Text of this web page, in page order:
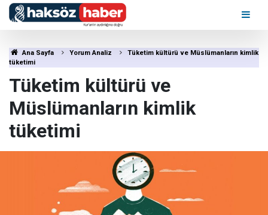
Ana Sayfa Yorum Analiz
Tüketim kültürü ve Müslümanların kimlik
tüketimi
Tüketim kültürü ve
Müslümanların kimlik
tüketimi